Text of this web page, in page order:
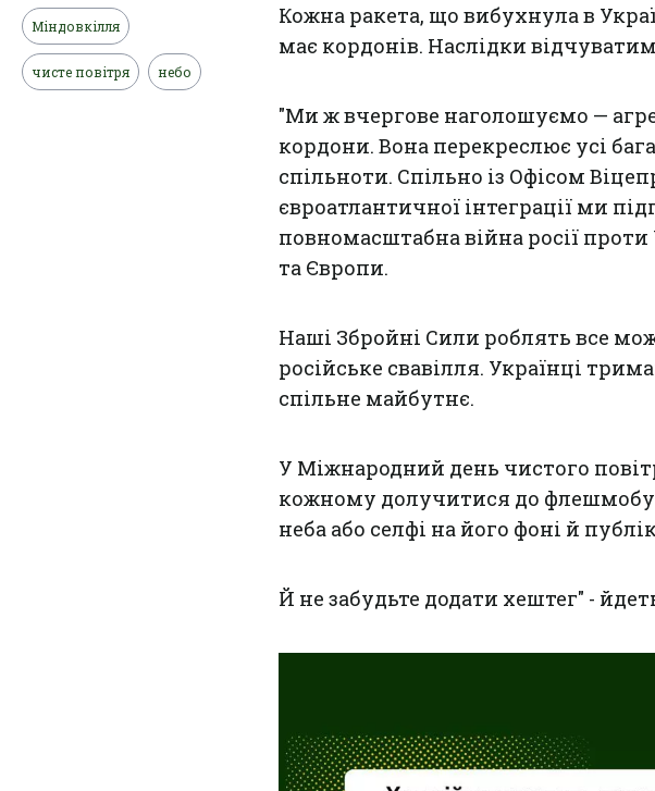
Міндовкілля
чисте повітря небо
Кожна ракета, що вибухнула в
має кордонів. Наслідки
"Ми ж вчергове наголошуємо —
кордони. Вона перекреслює усі
спільноти. Спільно із Офісом
євроатлантичної інтеграції ми
повномасштабна війна росії
та Європи.
Наші Збройні Сили роблять все
російське свавілля. Українці
спільне майбутнє.
У Міжнародний день чистого
кожному долучитися до флешмобу.
неба або селфі на його фоні й
Й не забудьте додати хештег" -